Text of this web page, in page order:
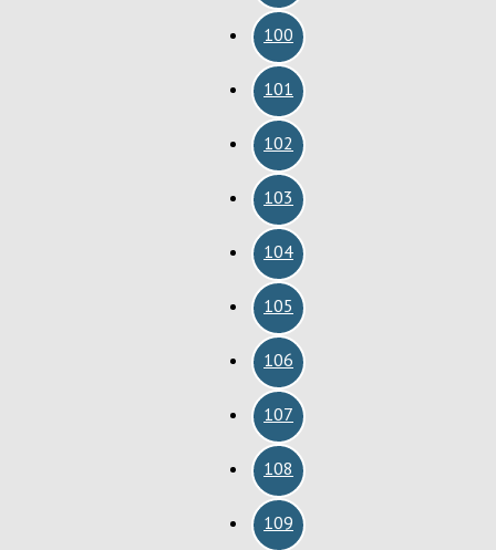
100
101
102
103
104
105
106
107
108
109